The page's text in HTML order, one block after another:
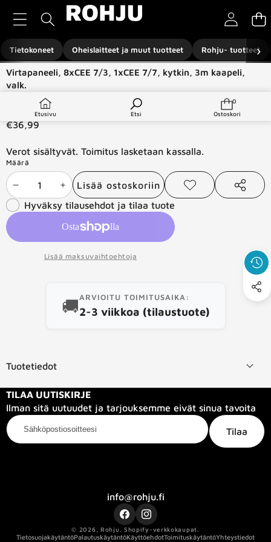
Tietokoneet Oheislaitteet ja muut tuotteet Rohju- tuotteet
›
Etusivu Etsi
0
0
Ostoskori
Siirry tuotetietoihin
Virtapaneeli, 8xCEE 7/3, 1xCEE 7/7, kytkin, 3m kaapeli,
valk.
Saatavuus:
Tuotetyyppi:
Komponentit ja -tarvikkeet
€36,99
Verot sisältyvät. Toimitus lasketaan kassalla.
Määrä
Vähennä
määrää
Lisää
määrää
Lisää ostoskoriin
Lisää
toivelistaan
Jaa
Hyväksy tilausehdot ja tilaa tuote
Lisää maksuvaihtoehtoja
🚚ARVIOITU TOIMITUSAIKA:
2-3 viikkoa (tilaustuote)
Tuotetiedot
TILAA UUTISKIRJE
Ilman sitä uutuudet ja tarjouksemme eivät sinua tavoita
Sähköpostiosoitteesi
Tilaa
info@rohju.fi
FacebookInstagram
© 2026, Rohju Shopify-verkkokaupat.
TietosuojakäytäntöPalautuskäytäntöKäyttöehdotToimituskäytäntöYhteystiedot